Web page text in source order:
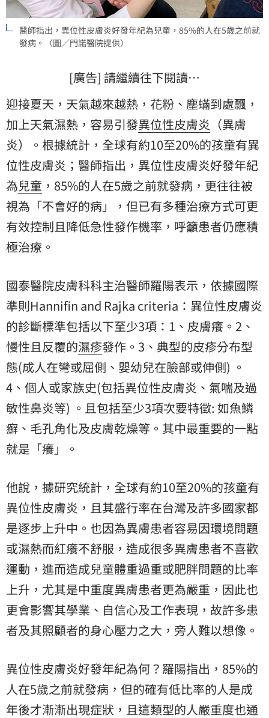
醫師指出，異位性皮膚炎好發年紀為兒童，85%的人在5歲之前就
發病。（圖／門諾醫院提供）
[廣告] 請繼續往下閱讀…
迎接夏天，天氣越來越熱，花粉、塵蟎到處飄，
加上天氣濕熱，容易引發異位性皮膚炎 （異膚
炎）。根據統計，全球有約10至20%的孩童有異
位性皮膚炎；醫師指出，異位性皮膚炎好發年紀
為兒童 ，85%的人在5歲之前就發病，更往往被
視為「不會好的病」，但已有多種治療方式可更
有效控制且降低急性發作機率，呼籲患者仍應積
極治療。
國泰醫院皮膚科科主治醫師羅陽表示，依據國際
準則Hannifin and Rajka criteria：異位性皮膚炎
的診斷標準包括以下至少3項：1、皮膚癢。2、
慢性且反覆的濕疹發作。3、典型的皮疹分布型
態(成人在彎或屈側、嬰幼兒在臉部或伸側) 。
4、個人或家族史(包括異位性皮膚炎、氣喘及過
敏性鼻炎等) 。且包括至少3項次要特徵: 如魚鱗
癬、毛孔角化及皮膚乾燥等。其中最重要的一點
就是「癢」。
他說，據研究統計，全球有約10至20%的孩童有
異位性皮膚炎，且其盛行率在台灣及許多國家都
是逐步上升中。也因為異膚患者容易因環境問題
或濕熱而紅癢不舒服，造成很多異膚患者不喜歡
運動，進而造成兒童體重過重或肥胖問題的比率
上升，尤其是中重度異膚患者更為嚴重，因此也
更會影響其學業、自信心及工作表現，故許多患
者及其照顧者的身心壓力之大，旁人難以想像。
異位性皮膚炎好發年紀為何？羅陽指出，85%的
人在5歲之前就發病，但的確有低比率的人是成
年後才漸漸出現症狀，且這類型的人嚴重度也通